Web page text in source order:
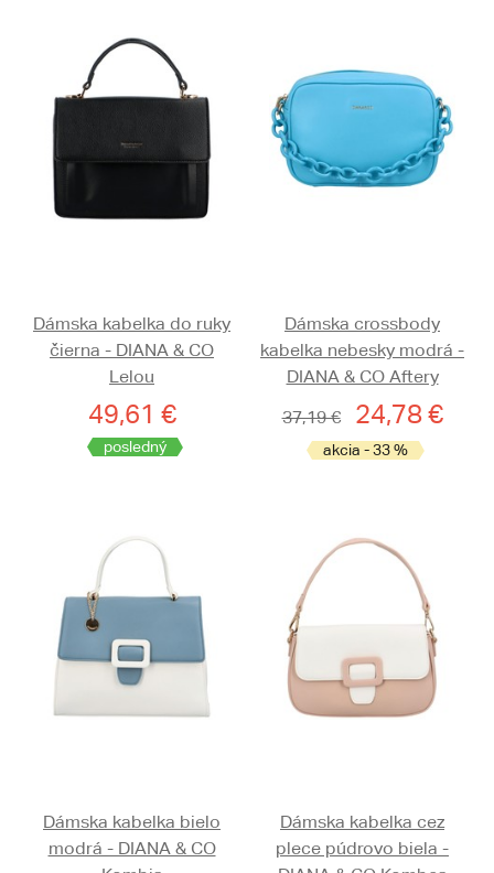
Dámska kabelka do ruky
čierna - DIANA & CO
Lelou
49,61 €
posledný
Dámska crossbody
kabelka nebesky modrá -
DIANA & CO Aftery
37,19 €
24,78 €
akcia - 33 %
Dámska kabelka bielo
modrá - DIANA & CO
Dámska kabelka cez
plece púdrovo biela -